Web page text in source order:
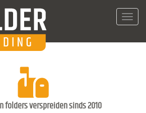
folders verspreiden sinds 2010